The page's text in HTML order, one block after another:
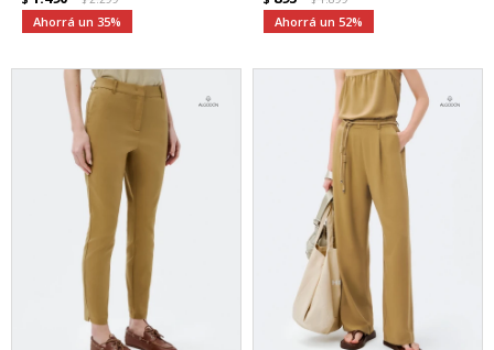
35 52